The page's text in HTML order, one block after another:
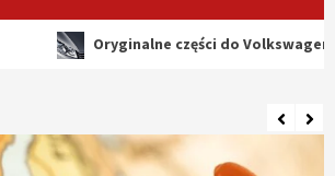
Oryginalne części do Volkswagena –